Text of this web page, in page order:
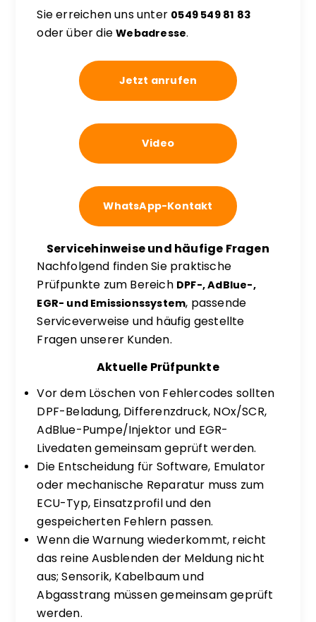
Sie erreichen uns unter 0549 549 81 83
oder über dieWebadresse.
Jetzt anrufen
Video
WhatsApp-Kontakt
Servicehinweise und häufige Fragen
Nachfolgend finden Sie praktische
Prüfpunkte zum Bereich DPF-, AdBlue-,
EGR- und Emissionssystem, passende
Serviceverweise und häufig gestellte
Fragen unserer Kunden.
Aktuelle Prüfpunkte
Vor dem Löschen von Fehlercodes sollten
DPF-Beladung, Differenzdruck, NOx/SCR,
AdBlue-Pumpe/Injektor und EGR-
Livedaten gemeinsam geprüft werden.
Die Entscheidung für Software, Emulator
oder mechanische Reparatur muss zum
ECU-Typ, Einsatzprofil und den
gespeicherten Fehlern passen.
Wenn die Warnung wiederkommt, reicht
das reine Ausblenden der Meldung nicht
aus; Sensorik, Kabelbaum und
Abgasstrang müssen gemeinsam geprüft
werden.